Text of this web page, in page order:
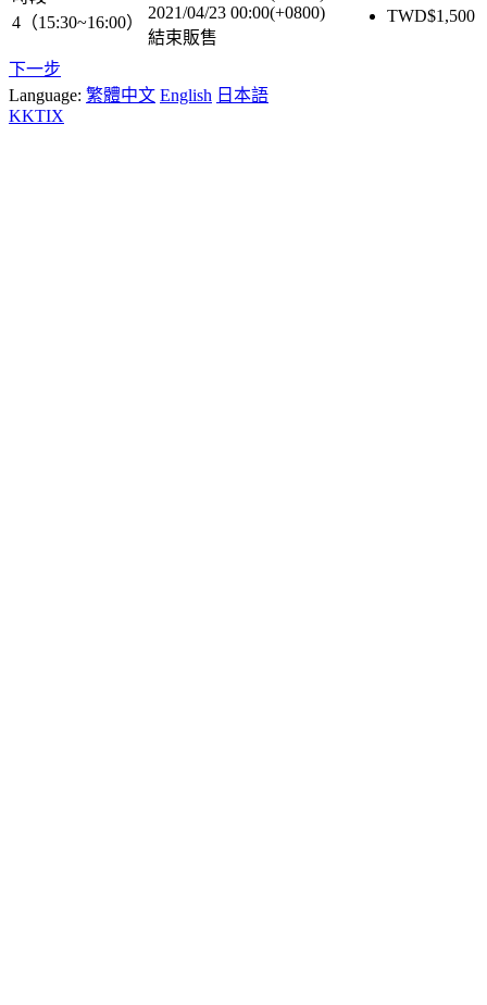
4（15:30~16:00）
2021/04/23 00:00(+0800)
結束販售
TWD$1,500
下一步
Language: 繁體中文 English 日本語
KKTIX